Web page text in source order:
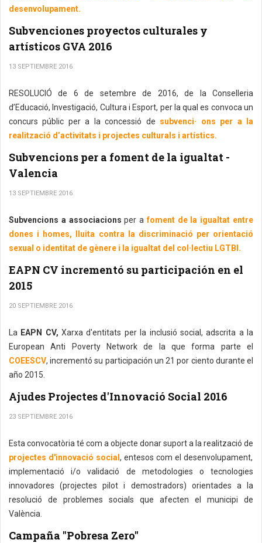
desenvolupament.
Subvenciones proyectos culturales y
artísticos GVA 2016
13 SEPTIEMBRE 2016
RESOLUCIÓ de 6 de setembre de 2016, de la Conselleria
d’Educació, Investigació, Cultura i Esport, per la qual es convoca un
concurs públic per a la concessió de subvenci· ons per a la
realització d’activitats i projectes culturals i artístics.
Subvencions per a foment de la igualtat -
Valencia
13 SEPTIEMBRE 2016
Subvencions a associacions per a foment de la igualtat entre
dones i homes, lluita contra la discriminació per orientació
sexual o identitat de gènere i la igualtat del col·lectiu LGTBI.
EAPN CV incrementó su participación en el
2015
20 SEPTIEMBRE 2016
La EAPN CV,Xarxa d'entitats per la inclusió social, adscrita a la
European Anti Poverty Network de la que forma parte el
COEESCV, incrementó su participación un 21 por ciento durante el
año 2015.
Ajudes Projectes d'Innovació Social 2016
23 SEPTIEMBRE 2016
Esta convocatòria té com a objecte donar suport a la realització de
projectes d'innovació social , entesos com el desenvolupament,
implementació i/o validació de metodologies o tecnologies
innovadores (projectes pilot i demostradors) orientades a la
resolució de problemes socials que afecten el municipi de
València.
Campaña "Pobresa Zero"